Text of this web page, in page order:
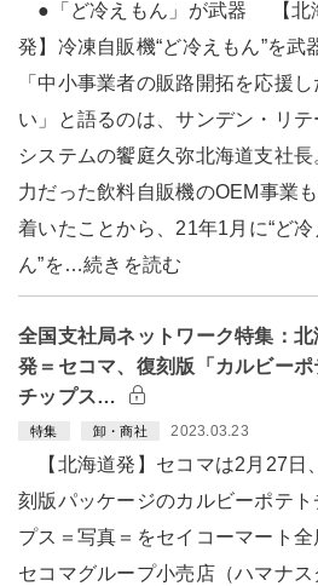
●「ど冷えもん」が武器 【北
発】冷凍自販機“ど冷えもん”を武
「中小事業者の販路開拓を応援し
い」と語るのは、サンデン・リテ
システムの饗庭久弥北海道支社長
力だった飲料自販機のOEM事業
着いたことから、21年1月に“ど冷
ん”を…続きを読む
全国支社局ネットワーク特集：北
発＝セコマ、復刻版「カルビーポ
チップス…
特集 卸・商社 2023.03.23
【北海道発】セコマは2月27日
刻版パッケージのカルビーポテト
プス＝写真＝をセイコーマート全
セコマグループ小売店（ハマナス